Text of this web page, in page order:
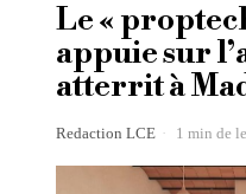
Le «
appuie sur
atterrit à
Redaction LCE 1 min de